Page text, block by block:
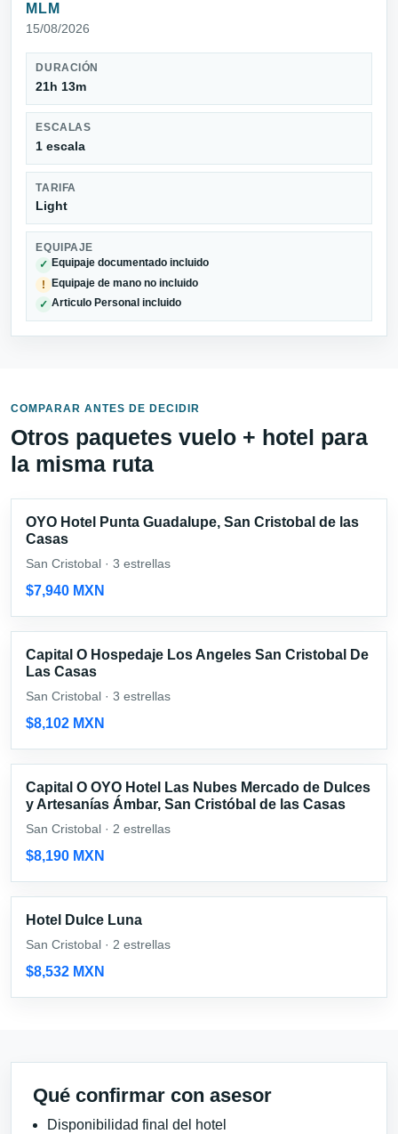
MLM
15/08/2026
DURACIÓN
21h 13m
ESCALAS
1 escala
TARIFA
Light
EQUIPAJE
✓ Equipaje documentado incluido
! Equipaje de mano no incluido
✓ Articulo Personal incluido
COMPARAR ANTES DE DECIDIR
Otros paquetes vuelo + hotel para
la misma ruta
OYO Hotel Punta Guadalupe, San Cristobal de las
Casas
San Cristobal · 3 estrellas
$7,940 MXN
Capital O Hospedaje Los Angeles San Cristobal De
Las Casas
San Cristobal · 3 estrellas
$8,102 MXN
Capital O OYO Hotel Las Nubes Mercado de Dulces
y Artesanías Ámbar, San Cristóbal de las Casas
San Cristobal · 2 estrellas
$8,190 MXN
Hotel Dulce Luna
San Cristobal · 2 estrellas
$8,532 MXN
Qué confirmar con asesor
Disponibilidad final del hotel